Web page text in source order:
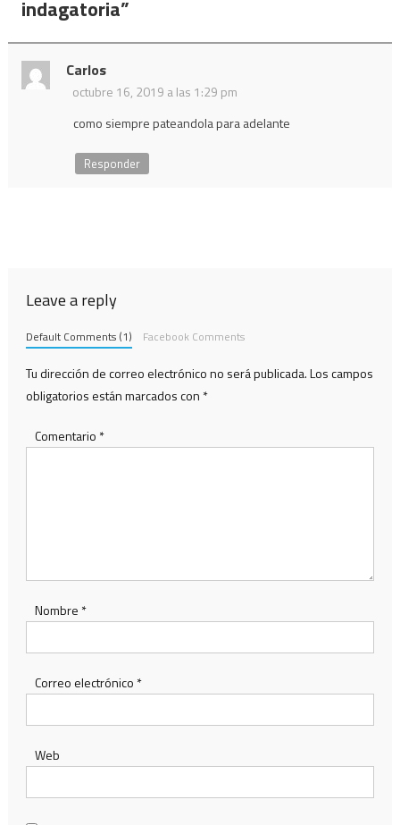
indagatoria”
Carlos
octubre 16, 2019 a las 1:29 pm
como siempre pateandola para adelante
Responder
Leave a reply
Default Comments (1) Facebook Comments
Tu dirección de correo electrónico no será publicada.Los campos
obligatorios están marcados con *
Comentario *
Nombre *
Correo electrónico *
Web